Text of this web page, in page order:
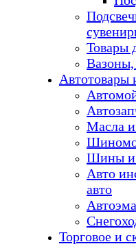
Товары
Автотовары
Масла
Шины и
Авто
авто
Торговое и